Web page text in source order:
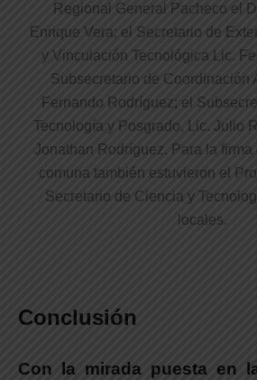
Regional General Pacheco el
Enrique Vera; el Secretario de
y Vinculación Tecnológica Lic.
Subsecretario de Coordinación
Fernando Rodríguez; el
Tecnología y Posgrado, Lic. Julio
Jonathan Rodríguez. Para la
comuna también estuvieron el
Secretario de Ciencia y
locales.
Conclusión
Con la mirada puesta en